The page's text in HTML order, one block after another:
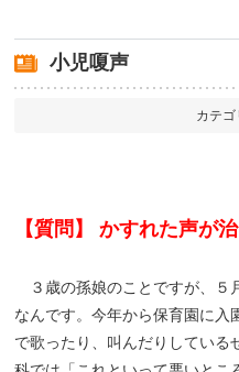
小児嗄声
カテゴ
【質問】 かすれた声が
３歳の孫娘のことですが、５
なんです。今年から保育園に入
で歌ったり、叫んだりしている